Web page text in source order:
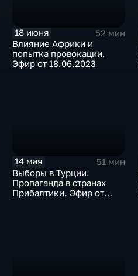
18 июня
52 мин
Влияние Африки и
попытка провокации.
Эфир от 18.06.2023
14 мая
51 мин
Выборы в Турции.
Пропаганда в странах
Прибалтики. Эфир от